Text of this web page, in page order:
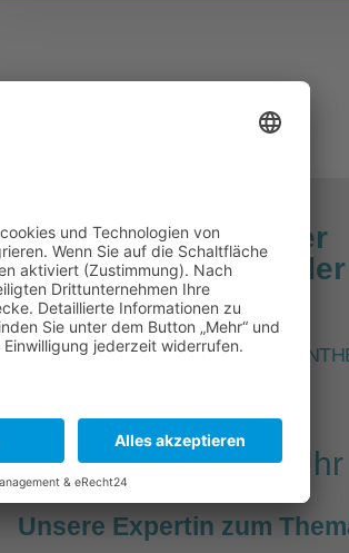
Nebenwirkungen der
Immuntherapie an
SEMINAR-REIHE:
NEBENWIRKUNGEN DER
30.03.2023
17:00-18:30 Uhr
Unsere Expertin zum